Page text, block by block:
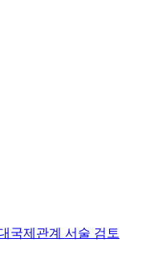
국제관계 서술 검토